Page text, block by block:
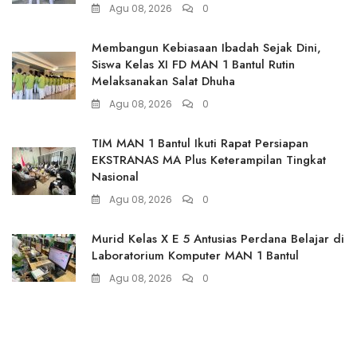
Agu 08, 2026 0
Membangun Kebiasaan Ibadah Sejak Dini,
Siswa Kelas XI FD MAN 1 Bantul Rutin
Melaksanakan Salat Dhuha
Agu 08, 2026 0
TIM MAN 1 Bantul Ikuti Rapat Persiapan
EKSTRANAS MA Plus Keterampilan Tingkat
Nasional
Agu 08, 2026 0
Murid Kelas X E 5 Antusias Perdana Belajar di
Laboratorium Komputer MAN 1 Bantul
Agu 08, 2026 0